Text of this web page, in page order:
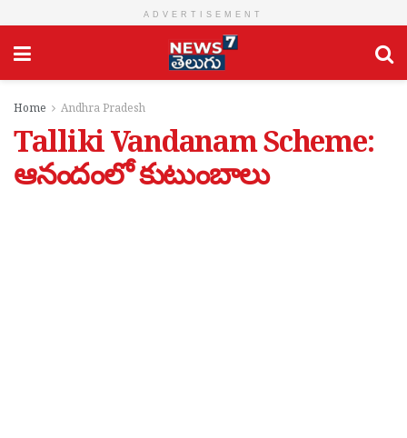
ADVERTISEMENT
Home Andhra Pradesh
Talliki Vandanam Scheme:
ఆనందంలో కుటుంబాలు